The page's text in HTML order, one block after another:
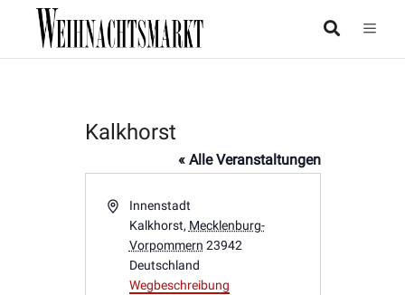
Kalkhorst
« Alle Veranstaltungen
AdresseInnenstadt
Kalkhorst, Mecklenburg-
Vorpommern 23942
Deutschland
Wegbeschreibung